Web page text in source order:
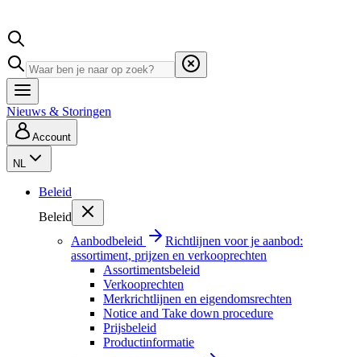
Nieuws & Storingen
Account
NL
Beleid
Beleid
Aanbodbeleid
Richtlijnen voor je aanbod:
assortiment, prijzen en verkooprechten
Assortimentsbeleid
Verkooprechten
Merkrichtlijnen en eigendomsrechten
Notice and Take down procedure
Prijsbeleid
Productinformatie